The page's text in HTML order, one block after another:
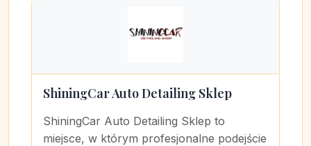
ShiningCar Auto Detailing Sklep
ShiningCar Auto Detailing Sklep to
miejsce, w którym profesjonalne podejście